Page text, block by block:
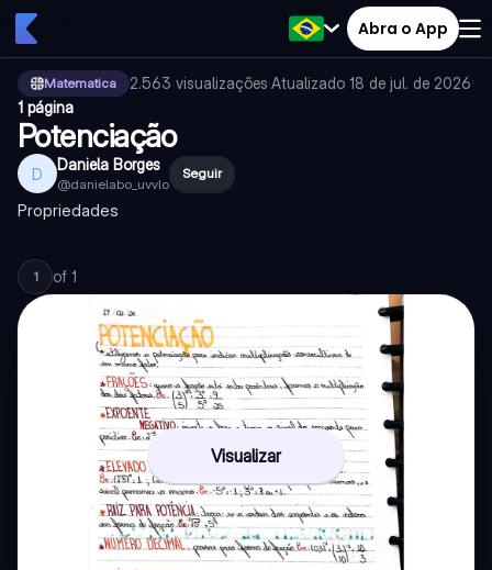
Abra o App
Matematica 2.563 visualizações·Atualizado 18 de jul. de 2026·
1 página
Potenciação
D Daniela Borges
@danielabo_uvvlo
Seguir
Propriedades
1 of 1
Visualizar